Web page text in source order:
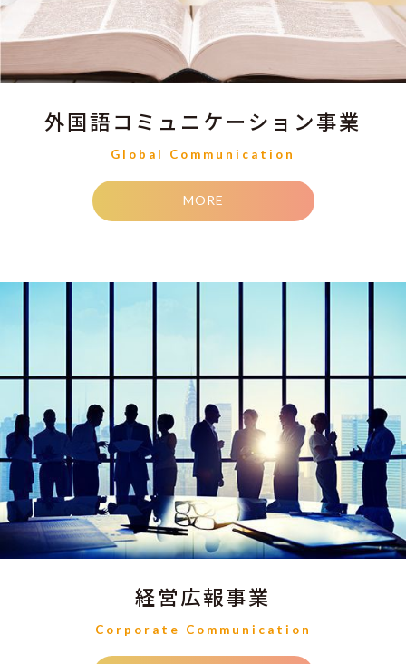
外国語コミュニケーション事業
Global Communication
MORE
経営広報事業
Corporate Communication